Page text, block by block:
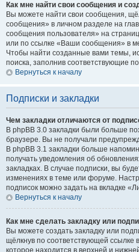
Как мне найти свои сообщения и
Вы можете найти свои сообщения,
сообщения» в личном разделе на
сообщения пользователя» на
или по ссылке «Ваши сообщения» в
Чтобы найти созданные вами темы,
поиска, заполнив соответствующие
Вернуться к началу
Подписки и закладки
Чем закладки отличаются от
В phpBB 3.0 закладки были больше
браузере. Вы не получали
В phpBB 3.1 закладки больше
получать уведомления об
закладках. В случае подписки, вы
изменениях в теме или форуме.
подписок можно задать на вкладке
Вернуться к началу
Как мне сделать закладку или
Вы можете создать закладку или
щёлкнув по соответствующей